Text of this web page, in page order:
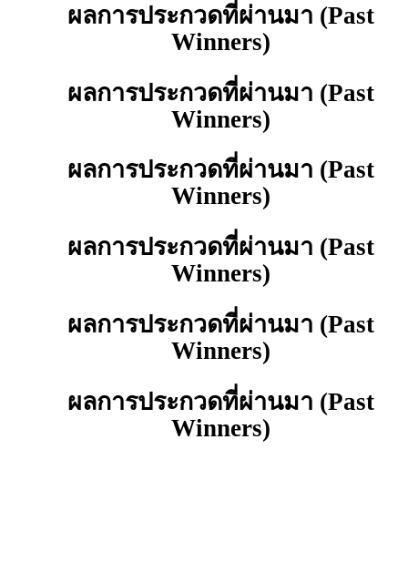
ผลการประกวดที่ผ่านมา (Past
Winners)
ผลการประกวดที่ผ่านมา (Past
Winners)
ผลการประกวดที่ผ่านมา (Past
Winners)
ผลการประกวดที่ผ่านมา (Past
Winners)
ผลการประกวดที่ผ่านมา (Past
Winners)
ผลการประกวดที่ผ่านมา (Past
Winners)